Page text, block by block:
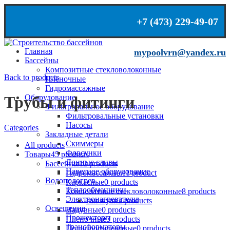
+7 (473) 229-49-07
mypoolvrn@yandex.ru
mypoolvrn@yandex.ru
Главная
Бассейны
Композитные стекловолоконные
Плёночные
Гидромассажные
Оборудование
Фильтровальное оборудование
Фильтровальные установки
Насосы
Закладные детали
Скиммеры
Форсунки
Донные сливы
Навесное оборудование
Водоподогрев
Теплообменники
Электронагреватели
Освещение
Прожекторы
Трансформаторы
Back to products
Трубы и фитинги
Categories
All products
Товары45 products
Бассейны12 products
Гидромассажные1 product
Каркасные0 products
Композитные стекловолоконные8 products
сан жуан2 products
Надувные0 products
Плёночные3 products
Полипропиленовые0 products